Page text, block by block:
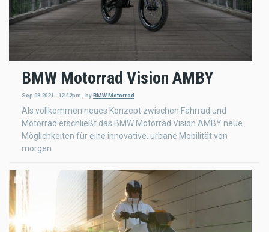
BMW Motorrad Vision AMBY
Sep 08 2021 - 12:42pm , byBMW Motorrad
Als vollkommen neues Konzept zwischen Fahrrad und
Motorrad erschließt das BMW Motorrad Vision AMBY neue
Möglichkeiten für eine innovative, urbane Mobilität von
morgen.